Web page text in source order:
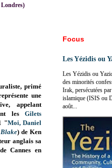
Londres)
primé
une
appelant
les Gilets
"Moi, Daniel
) de Ken
anglais sa
Cannes en
Focus
Les Yézidis ou
Les Yézidis ou
des minorités
Irak, persécutées
islamique (ISIS ou
août...